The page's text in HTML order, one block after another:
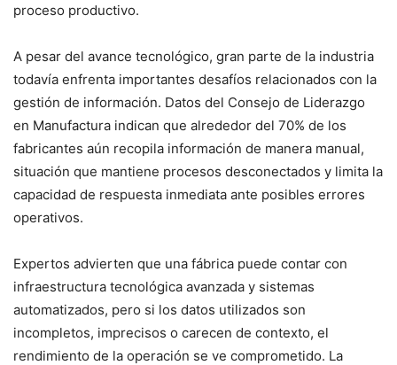
proceso productivo.
A pesar del avance tecnológico, gran parte de la industria
todavía enfrenta importantes desafíos relacionados con la
gestión de información. Datos del Consejo de Liderazgo
en Manufactura indican que alrededor del 70% de los
fabricantes aún recopila información de manera manual,
situación que mantiene procesos desconectados y limita la
capacidad de respuesta inmediata ante posibles errores
operativos.
Expertos advierten que una fábrica puede contar con
infraestructura tecnológica avanzada y sistemas
automatizados, pero si los datos utilizados son
incompletos, imprecisos o carecen de contexto, el
rendimiento de la operación se ve comprometido. La